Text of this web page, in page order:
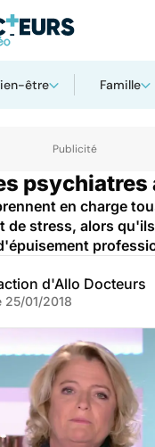
être Famille
Psychiatrie
psychiatres
en charge
de stress, alors
d'Allo Docteurs
25/01/2018